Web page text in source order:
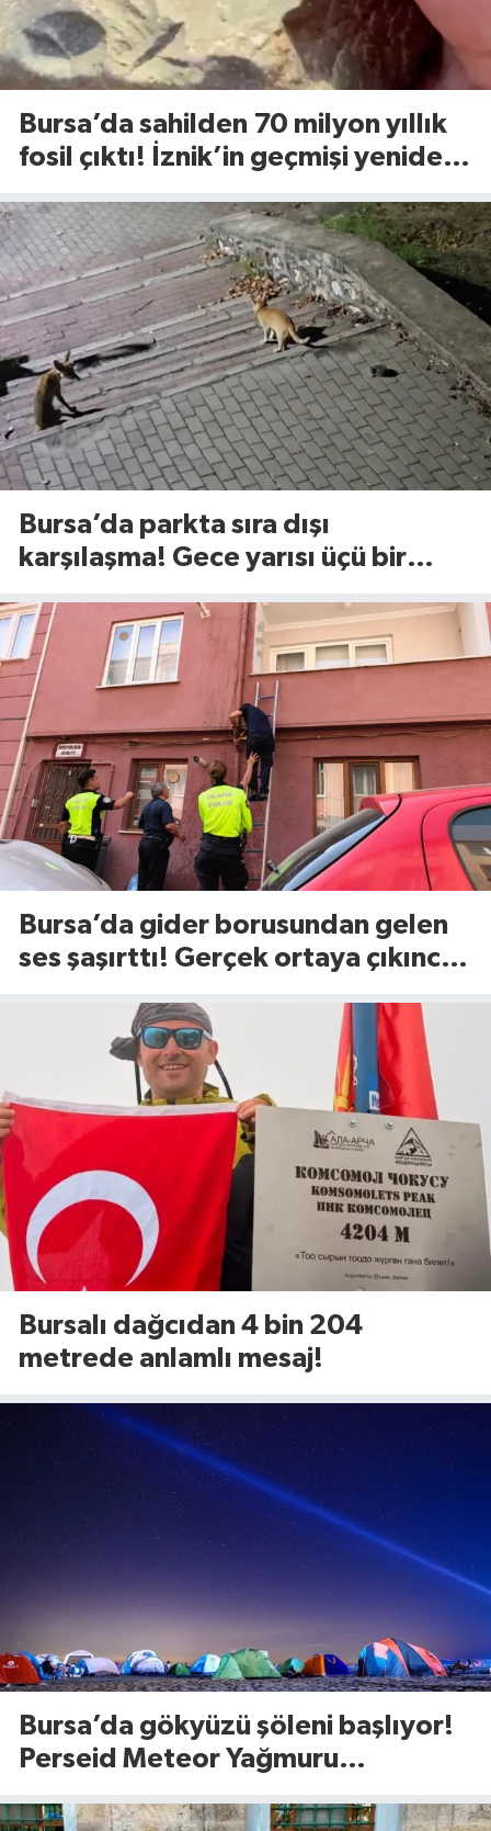
Bursa’da sahilden 70 milyon yıllık
fosil çıktı! İznik’in geçmişi yeniden
Bursa’da parkta sıra dışı
karşılaşma! Gece yarısı üçü bir
Bursa’da gider borusundan gelen
ses şaşırttı! Gerçek ortaya çıkınca
Bursalı dağcıdan 4 bin 204
metrede anlamlı mesaj!
Bursa’da gökyüzü şöleni başlıyor!
Perseid Meteor Yağmuru